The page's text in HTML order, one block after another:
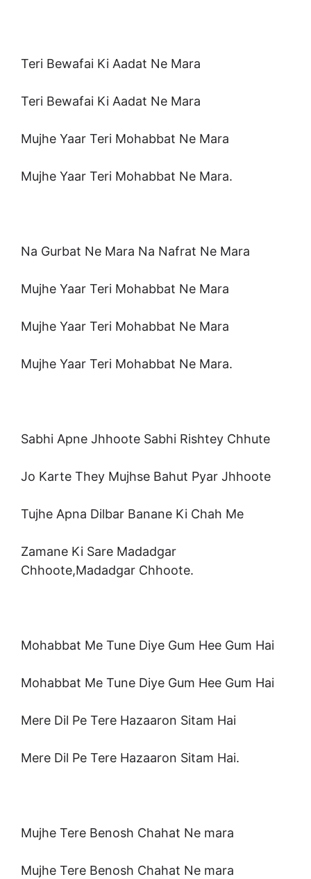
Teri Bewafai Ki Aadat Ne Mara
Teri Bewafai Ki Aadat Ne Mara
Mujhe Yaar Teri Mohabbat Ne Mara
Mujhe Yaar Teri Mohabbat Ne Mara.
Na Gurbat Ne Mara Na Nafrat Ne Mara
Mujhe Yaar Teri Mohabbat Ne Mara
Mujhe Yaar Teri Mohabbat Ne Mara
Mujhe Yaar Teri Mohabbat Ne Mara.
Sabhi Apne Jhhoote Sabhi Rishtey Chhute
Jo Karte They Mujhse Bahut Pyar Jhhoote
Tujhe Apna Dilbar Banane Ki Chah Me
Zamane Ki Sare Madadgar
Chhoote,Madadgar Chhoote.
Mohabbat Me Tune Diye Gum Hee Gum Hai
Mohabbat Me Tune Diye Gum Hee Gum Hai
Mere Dil Pe Tere Hazaaron Sitam Hai
Mere Dil Pe Tere Hazaaron Sitam Hai.
Mujhe Tere Benosh Chahat Ne mara
Mujhe Tere Benosh Chahat Ne mara